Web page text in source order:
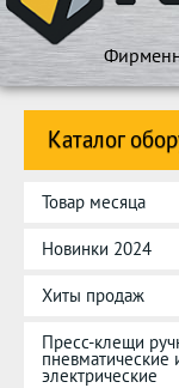
Каталог
Товар месяца
Новинки 2024
Хиты продаж
Пресс-клещи
пневматические
электрические